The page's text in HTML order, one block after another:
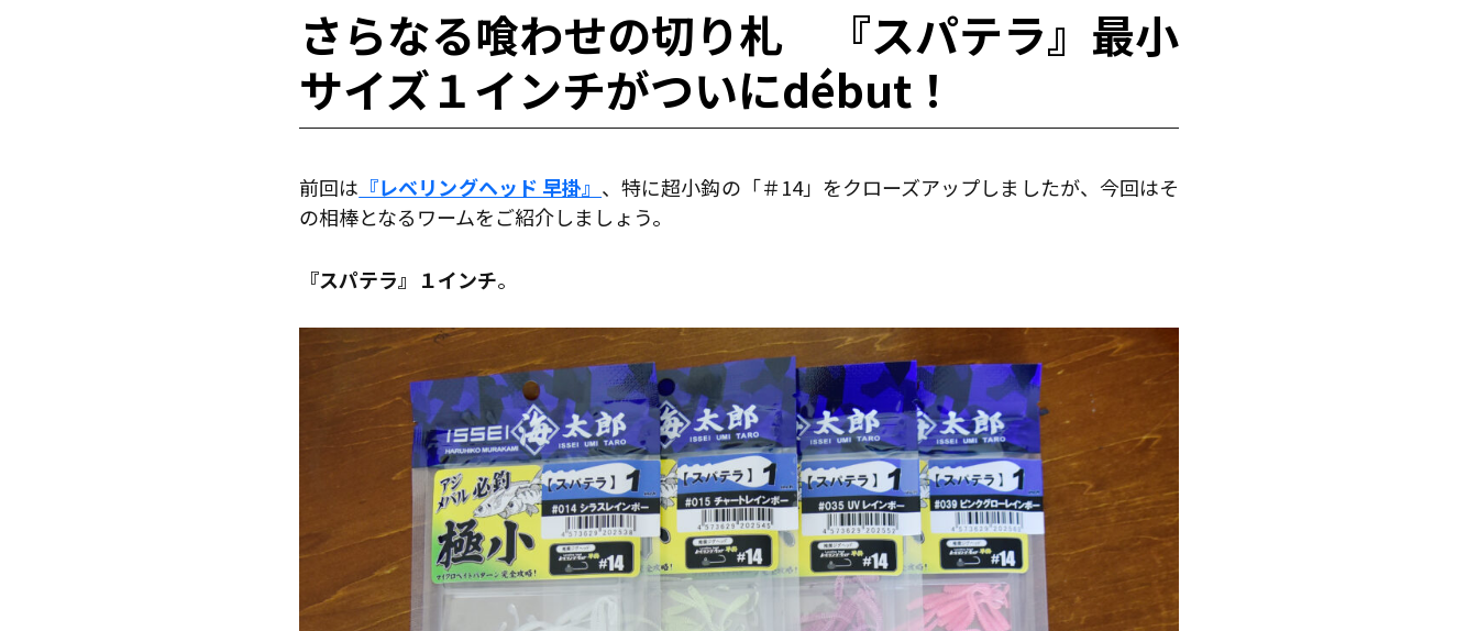
さらなる喰わせの切り札 『スパテラ』最小
サイズ１インチがついにdébut！
前回は 『レベリングヘッド 早掛』 、特に超小鈎の「＃14」をクローズアップしましたが、今回はそ
の相棒となるワームをご紹介しましょう。
『スパテラ』１インチ。